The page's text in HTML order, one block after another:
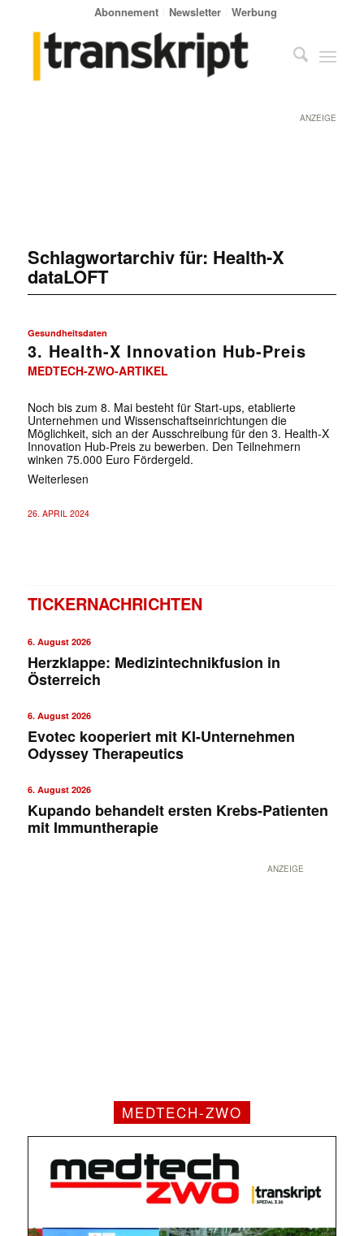
Abonnement Newsletter Werbung
ANZEIGE
Schlagwortarchiv für: Health-X
dataLOFT
Gesundheitsdaten
3. Health-X Innovation Hub-Preis
MEDTECH-ZWO-ARTIKEL
Noch bis zum 8. Mai besteht für Start-ups, etablierte
Unternehmen und Wissenschaftseinrichtungen die
Möglichkeit, sich an der Ausschreibung für den 3. Health-X
Innovation Hub-Preis zu bewerben. Den Teilnehmern
winken 75.000 Euro Fördergeld.
Weiterlesen
26. APRIL 2024
TICKERNACHRICHTEN
6. August 2026
Herzklappe: Medizintechnikfusion in
Österreich
6. August 2026
Evotec kooperiert mit KI-Unternehmen
Odyssey Therapeutics
6. August 2026
Kupando behandelt ersten Krebs-Patienten
mit Immuntherapie
ANZEIGE
MEDTECH-ZWO